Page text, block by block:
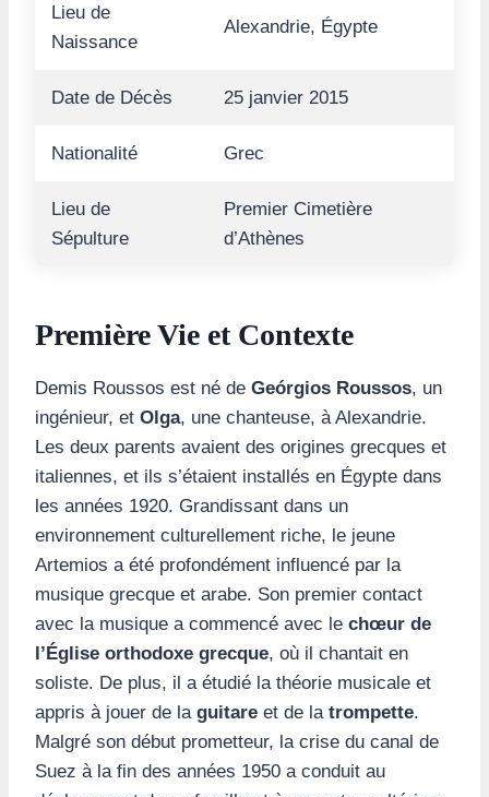
Lieu de
Naissance
Alexandrie, Égypte
Date de Décès 25 janvier 2015
Nationalité Grec
Lieu de
Sépulture
Premier Cimetière
d’Athènes
Première Vie et Contexte
Demis Roussos est né de Geórgios Roussos, un
ingénieur, et Olga, une chanteuse, à Alexandrie.
Les deux parents avaient des origines grecques et
italiennes, et ils s’étaient installés en Égypte dans
les années 1920. Grandissant dans un
environnement culturellement riche, le jeune
Artemios a été profondément influencé par la
musique grecque et arabe. Son premier contact
avec la musique a commencé avec le chœur de
l’Église orthodoxe grecque, où il chantait en
soliste. De plus, il a étudié la théorie musicale et
appris à jouer de la guitare et de la trompette.
Malgré son début prometteur, la crise du canal de
Suez à la fin des années 1950 a conduit au